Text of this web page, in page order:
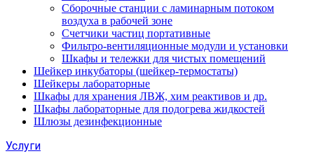
Сборочные станции с ламинарным потоком
воздуха в рабочей зоне
Счетчики частиц портативные
Фильтро-вентиляционные модули и установки
Шкафы и тележки для чистых помещений
Шейкер инкубаторы (шейкер-термостаты)
Шейкеры лабораторные
Шкафы для хранения ЛВЖ, хим реактивов и др.
Шкафы лабораторные для подогрева жидкостей
Шлюзы дезинфекционные
Услуги